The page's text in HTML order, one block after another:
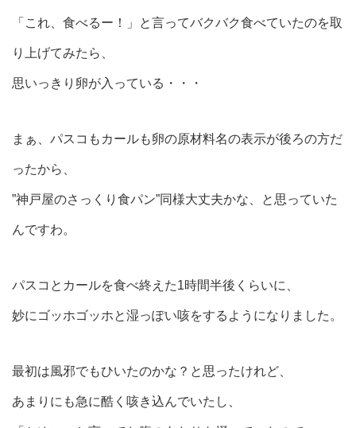
「これ、食べるー！」と言ってバクバク食べていたのを取
り上げてみたら、
思いっきり卵が入っている・・・
まぁ、パスコもカールも卵の原材料名の表示が後ろの方だ
ったから、
”神戸屋のさっくり食パン”同様大丈夫かな、と思っていた
んですわ。
パスコとカールを食べ終えた1時間半後くらいに、
妙にゴッホゴッホと湿っぽい咳をするようになりました。
最初は風邪でもひいたのかな？と思ったけれど、
あまりにも急に酷く咳き込んでいたし、